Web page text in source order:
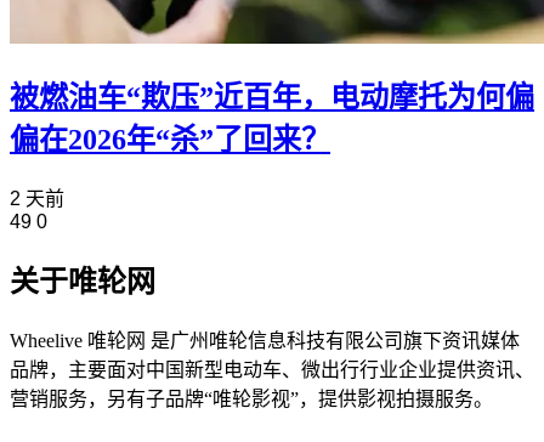
被燃油车“欺压”近百年，电动摩托为何偏
偏在2026年“杀”了回来？
2 天前
49 0
关于唯轮网
Wheelive 唯轮网 是广州唯轮信息科技有限公司旗下资讯媒体
品牌，主要面对中国新型电动车、微出行行业企业提供资讯、
营销服务，另有子品牌“唯轮影视”，提供影视拍摄服务。